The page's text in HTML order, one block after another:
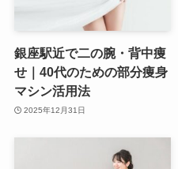
銀座駅近で二の腕・背中痩
せ｜40代のための部分痩身
マシン活用法
2025年12月31日